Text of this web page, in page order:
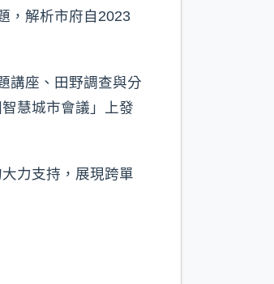
，解析市府自2023
講座、田野調查與分
慧城市會議」上發
力支持，展現跨單